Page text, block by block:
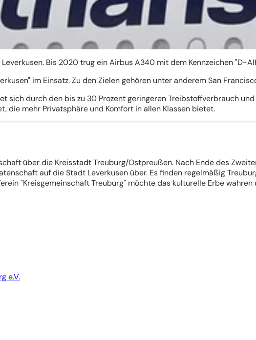
Bis 2020 trug ein Airbus A340 mit dem Kennzeichen "D-
im Einsatz. Zu den Zielen gehören unter anderem San
sich durch den bis zu 30 Prozent geringeren Treibstoffverbrauch
die mehr Privatsphäre und Komfort in allen Klassen bietet.
über die Kreisstadt Treuburg/Ostpreußen. Nach Ende des
auf die Stadt Leverkusen über. Es finden regelmäßig
"Kreisgemeinschaft Treuburg" möchte das kulturelle Erbe
e.V.